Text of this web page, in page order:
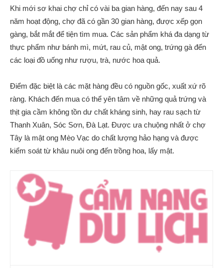
Khi mới sơ khai chợ chỉ có vài ba gian hàng, đến nay sau 4
năm hoạt động, chợ đã có gần 30 gian hàng, được xếp gọn
gàng, bắt mắt để tiện tìm mua. Các sản phẩm khá đa dạng từ
thực phẩm như bánh mì, mứt, rau củ, mật ong, trứng gà đến
các loại đồ uống như rượu, trà, nước hoa quả.
Điểm đặc biệt là các mặt hàng đều có nguồn gốc, xuất xứ rõ
ràng. Khách đến mua có thể yên tâm về những quả trứng và
thịt gia cầm không tồn dư chất kháng sinh, hay rau sạch từ
Thanh Xuân, Sóc Sơn, Đà Lạt. Được ưa chuộng nhất ở chợ
Tây là mật ong Mèo Vạc do chất lượng hảo hạng và được
kiểm soát từ khâu nuôi ong đến trồng hoa, lấy mật.